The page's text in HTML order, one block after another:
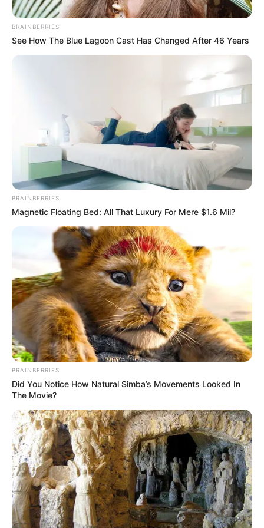
Metrolínea
El desvío será temporal y permanecerá vigente durante el
tiempo que duren las obras de infraestructura vial.
Juan David Quijano Castillo
Julio 8, 2026
COMPARTIR
UNIRSE AL CANAL DE WHATSAPP
Los usuarios detres rutasdelSistema Integrado de
Transporte Metropolitano (SITM)
cuenta uncambio temporalen sus recorridos debido al
cierre de la calle 104 con carrera 25
Provenza, donde se adelantanobras de infraestructura
por parte de laAlcaldía de Bucaramanga.
La medida fue anunciada porMetrolínea , con el objetivo
de mantener la operación del
transporte públicoy
garantizar el acceso a laestación de transferencia
Provenza Occidentalmientras se desarrollan los trabajos
en este sector del sur de la capital santandereana.
BRAINBERRIES
See How The Blue Lagoon Cast Has Changed After 46 Years
BRAINBERRIES
Magnetic Floating Bed: All That Luxury For Mere $1.6 Mil?
BRAINBERRIES
Did You Notice How Natural Simba’s Movements Looked In
The Movie?